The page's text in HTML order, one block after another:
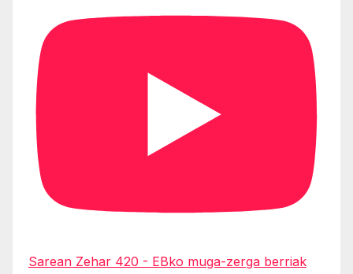
Sarean Zehar 420 - EBko muga-zerga berriak